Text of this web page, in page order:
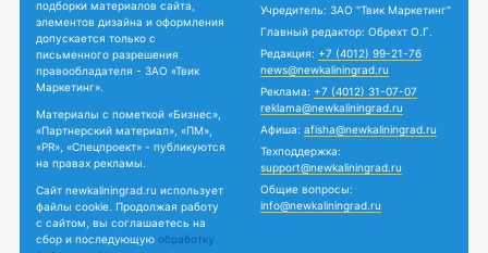
подборки материалов сайта,
элементов дизайна и оформления
допускается только с
письменного разрешения
правообладателя - ЗАО «Твик
Маркетинг».
Материалы с пометкой «Бизнес»,
«Партнерский материал», «ПМ»,
«PR», «Спецпроект» - публикуются
на правах рекламы.
Сайт newkaliningrad.ru использует
файлы cookie. Продолжая работу
с сайтом, вы соглашаетесь на
сбор и последующую обработку
Учредитель: ЗАО "Твик Маркетинг"
Главный редактор: Обрехт О.Г.
Редакция: +7 (4012) 99-21-76
news@newkaliningrad.ru
Реклама: +7 (4012) 31-07-07
reklama@newkaliningrad.ru
Афиша: afisha@newkaliningrad.ru
Техподдержка:
support@newkaliningrad.ru
Общие вопросы:
info@newkaliningrad.ru